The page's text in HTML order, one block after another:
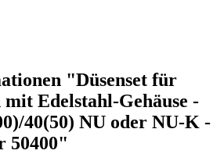
"Düsenset für
Edelstahl-Gehäuse -
40(50) NU oder NU-K -
50400"